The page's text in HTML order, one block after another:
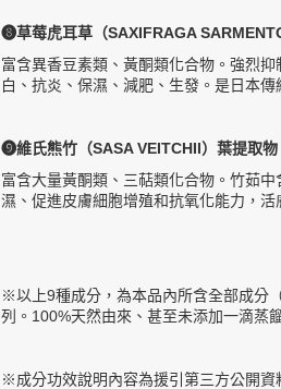
❽草莓虎耳草（SAXIFRAGA
富含異香豆素類、黃酮類化合物。強烈
白、抗炎、保濕、減肥、生發。是日本傳
❾維氏熊竹（SASA VEITCHII）葉提取物
富含大量黃酮類、三萜類化合物。竹茹
濕、促進皮膚細胞增殖和抗氧化能力，活
※以上9種成分，為本品內所含全部成分
列。100%天然由來、甚至未添加一滴蒸
※成分功效說明內容為援引第三方公開